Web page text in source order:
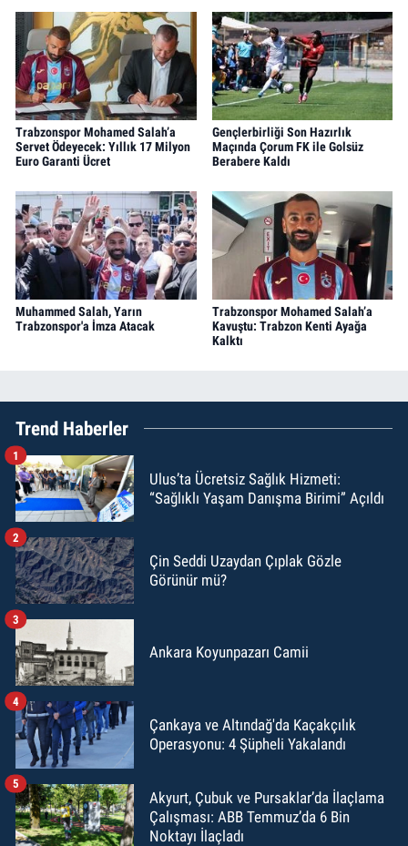
Trabzonspor Mohamed Salah’a
Servet Ödeyecek: Yıllık 17 Milyon
Euro Garanti Ücret
Gençlerbirliği Son Hazırlık
Maçında Çorum FK ile Golsüz
Berabere Kaldı
Muhammed Salah, Yarın
Trabzonspor'a İmza Atacak
Trabzonspor Mohamed Salah’a
Kavuştu: Trabzon Kenti Ayağa
Kalktı
Trend Haberler
Ulus’ta Ücretsiz Sağlık Hizmeti:
“Sağlıklı Yaşam Danışma Birimi” Açıldı
1
Çin Seddi Uzaydan Çıplak Gözle
Görünür mü?
2
Ankara Koyunpazarı Camii
3
Çankaya ve Altındağ'da Kaçakçılık
Operasyonu: 4 Şüpheli Yakalandı
4
Akyurt, Çubuk ve Pursaklar’da İlaçlama
Çalışması: ABB Temmuz’da 6 Bin
Noktayı İlaçladı
5